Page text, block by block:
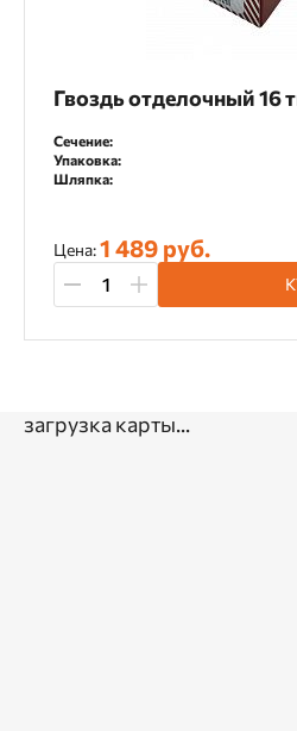
Гвоздь отделочный 16
Сечение:
Упаковка:
Шляпка:
Цена:1 489 руб.
загрузка карты...